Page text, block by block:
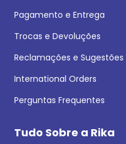
Pagamento e Entrega
Trocas e Devoluções
Reclamações e Sugestões
International Orders
Perguntas Frequentes
Tudo Sobre a Rika